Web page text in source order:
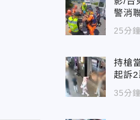
警消
25分
持槍
起訴
35分